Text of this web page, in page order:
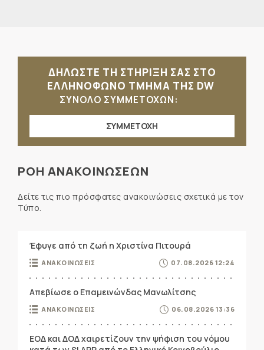
ΔΗΛΩΣΤΕ ΤΗ ΣΤΗΡΙΞΗ ΣΑΣ ΣΤΟ
ΕΛΛΗΝΟΦΩΝΟ ΤΜΗΜΑ ΤΗΣ DW
ΣΥΝΟΛΟ ΣΥΜΜΕΤΟΧΩΝ:
ΣΥΜΜΕΤΟΧΗ
ΡΟΗ ΑΝΑΚΟΙΝΩΣΕΩΝ
Δείτε τις πιο πρόσφατες ανακοινώσεις σχετικά με τον
Τύπο.
Έφυγε από τη ζωή η Χριστίνα Πιτουρά
ΑΝΑΚΟΙΝΩΣΕΙΣ 07.08.2026 12:24
Απεβίωσε ο Επαμεινώνδας Μανωλίτσης
ΑΝΑΚΟΙΝΩΣΕΙΣ 06.08.2026 13:36
ΕΟΔ και ΔΟΔ χαιρετίζουν την ψήφιση του νόμου